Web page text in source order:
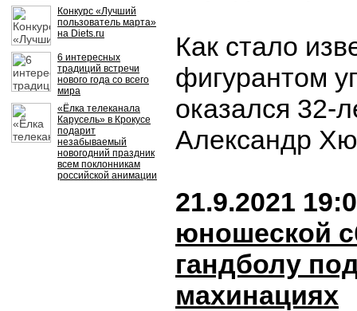
Конкурс «Лучший
пользователь марта»
на Diets.ru
6 интересных
традиций встречи
нового года со всего
мира
«Ёлка телеканала
Карусель» в Крокусе
подарит
незабываемый
новогодний праздник
всем поклонникам
российской анимации
Как стало
фигурантом
оказался 32-
Александр
21.9.2021
юношеской
гандболу
махинациях